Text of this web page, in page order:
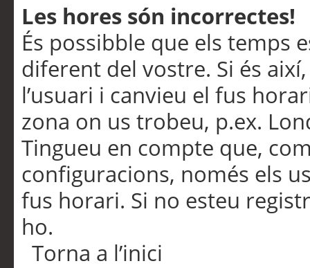
Les hores són incorrectes!
És possibble que els temps
diferent del vostre. Si és
l’usuari i canvieu el fus
zona on us trobeu, p.ex.
Tingueu en compte que,
configuracions, només els
fus horari. Si no esteu
ho.
Torna a l’inici